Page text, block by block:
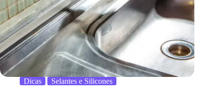
Dicas Selantes e Silicones